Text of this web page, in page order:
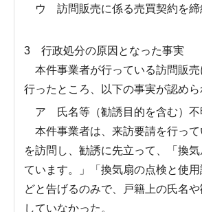
ウ 訪問販売に係る売買契約を締
3 行政処分の原因となった事実
本件事業者が行っている訪問販売
行ったところ、以下の事実が認めら
ア 氏名等（勧誘目的を含む）不
本件事業者は、来訪要請を行って
を訪問し、勧誘に先立って、「換
ています。」「換気扇の点検と使
どと告げるのみで、戸籍上の氏名
していなかった。